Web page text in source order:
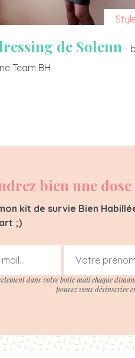
de Solenn -
Team BH
bien une dose
kit de survie Bien
;)
dans votre boite mail chaque
pouvez vous désinscrire